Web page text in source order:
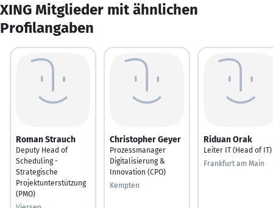
XING Mitglieder mit ähnlichen
Profilangaben
Roman Strauch
Deputy Head of
Scheduling -
Strategische
Projektunterstützung
(PMO)
Christopher Geyer
Prozessmanager
Digitalisierung &
Innovation (CPO)
Kempten
Riduan Orak
Leiter IT (Head of IT)
Frankfurt am Main